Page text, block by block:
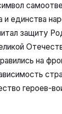
и единства
защиту
на
героев-